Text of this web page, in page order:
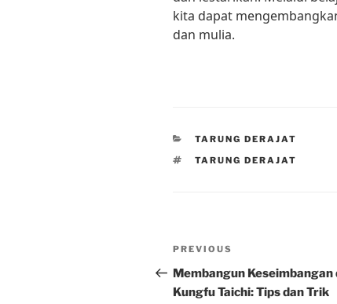
kita dapat
dan mulia.
CATEGORIES
TARUNG DERAJAT
TAGS
TARUNG DERAJAT
Post
navigation
Previous
Post
PREVIOUS
Membangun Keseimbangan
Kungfu Taichi: Tips dan Trik